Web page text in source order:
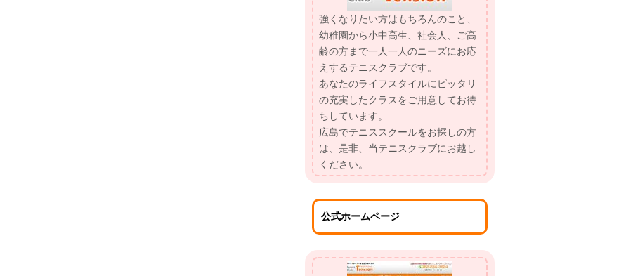
強くなりたい方はもちろんのこと、
幼稚園から小中高生、社会人、ご高
齢の方まで一人一人のニーズにお応
えするテニスクラブです。
あなたのライフスタイルにピッタリ
の充実したクラスをご用意してお待
ちしています。
広島でテニススクールをお探しの方
は、是非、当テニスクラブにお越し
ください。
公式ホームページ